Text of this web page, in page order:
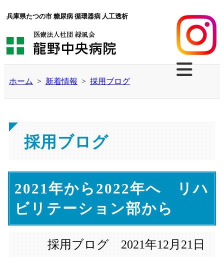
兵庫県たつの市 糖尿病 循環器病 人工透析
ホーム > 新着情報 > 採用ブログ
採用ブログ
2021年から2022年へ リハ
ビリテーション部から
採用ブログ 2021年12月21日